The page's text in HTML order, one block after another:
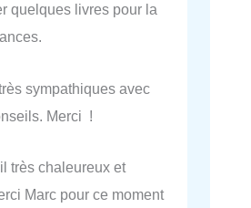
quelques livres pour la
sympathiques avec
Merci !
très chaleureux et
Marc pour ce moment